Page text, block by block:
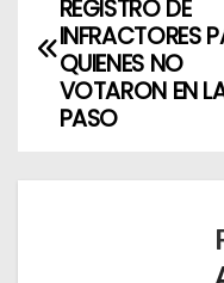
a
g
REGISTRO DE
INFRACTORES
QUIENES NO
VOTARON EN
PASO